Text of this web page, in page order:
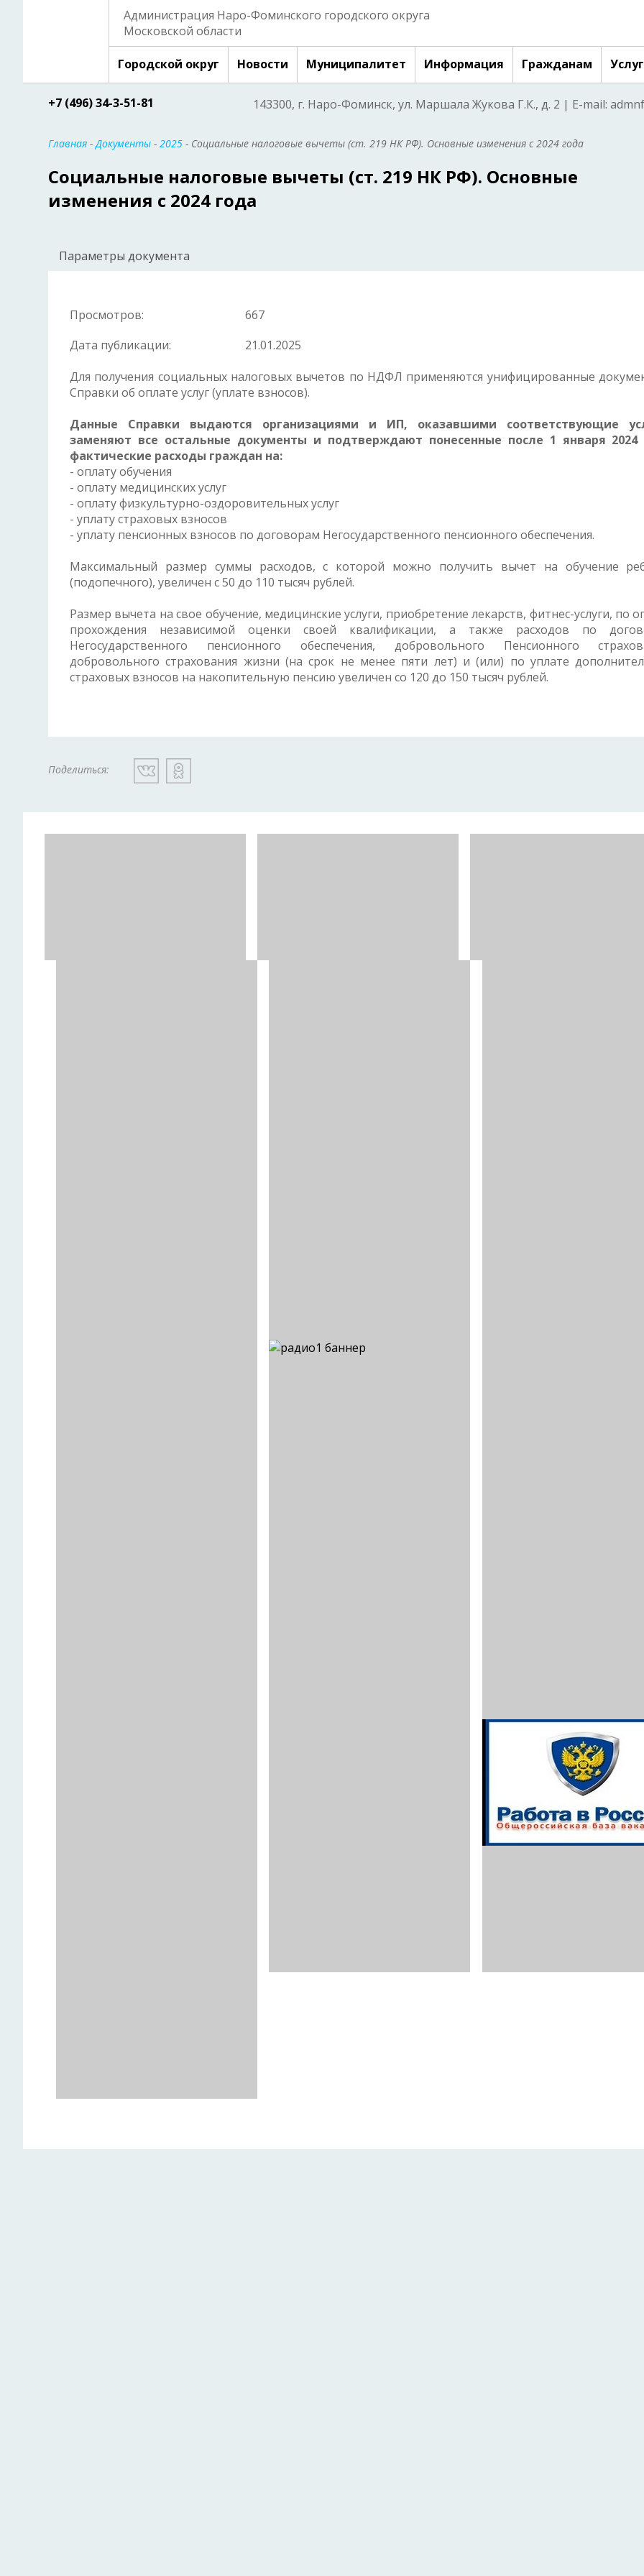
Администрация Наро-Фоминского городского округа
Московской области
Городской округ Новости Муниципалитет Информация Гражданам
+7 (496) 34-3-51-81 143300, г. Наро-Фоминск, ул. Маршала Жукова Г.К., д. 2 | E-mail:
Главная -Документы - 2025 - Социальные налоговые вычеты (ст. 219 НК РФ). Основные изменения с 2024 года
Социальные налоговые вычеты (ст. 219 НК РФ). Основные
изменения с 2024 года
Параметры документа
Просмотров:
667
Дата публикации:
21.01.2025
Для получения социальных налоговых вычетов по НДФЛ применяются унифицированные
Справки об оплате услуг (уплате взносов).
Данные Справки выдаются организациями и ИП, оказавшими соответствующие
заменяют все остальные документы и подтверждают понесенные после 1 января 2024
фактические расходы граждан на:
- оплату обучения
- оплату медицинских услуг
- оплату физкультурно-оздоровительных услуг
- уплату страховых взносов
- уплату пенсионных взносов по договорам Негосударственного пенсионного обеспечения.
Максимальный размер суммы расходов, с которой можно получить вычет на обучение
(подопечного), увеличен с 50 до 110 тысяч рублей.
Размер вычета на свое обучение, медицинские услуги, приобретение лекарств, фитнес-услуги, по
прохождения независимой оценки своей квалификации, а также расходов по
Негосударственного пенсионного обеспечения, добровольного Пенсионного
добровольного страхования жизни (на срок не менее пяти лет) и (или) по уплате
страховых взносов на накопительную пенсию увеличен со 120 до 150 тысяч рублей.
Поделиться: